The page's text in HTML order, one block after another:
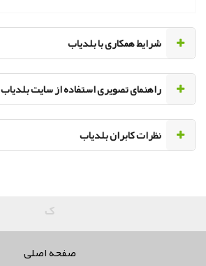
‌شرایط همکاری با بلدیاب
راهنمای تصویری استفاده از سایت بلدیاب
نظرات کابران بلدیاب
کلیه حقو
صفحه اصلی